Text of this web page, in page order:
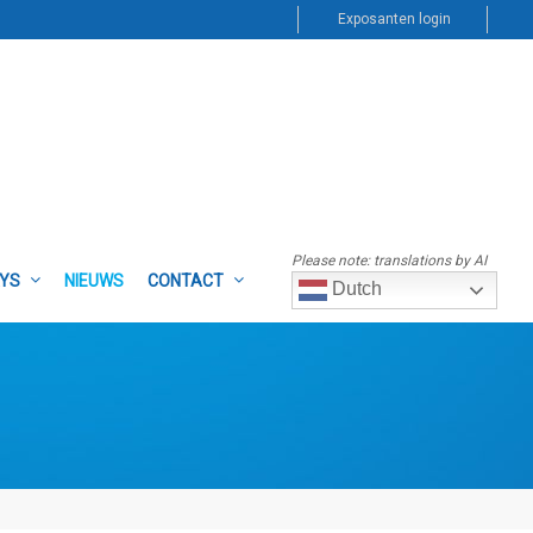
Exposanten login
NIEUWS CONTACT Dutch
Please note: translations by AI